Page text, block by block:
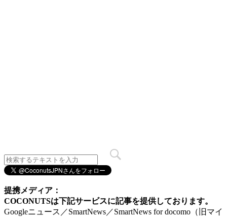
提携メディア：
COCONUTSは下記サービスに記事を提供しております。
Googleニュース／SmartNews／SmartNews for docomo（旧マイ